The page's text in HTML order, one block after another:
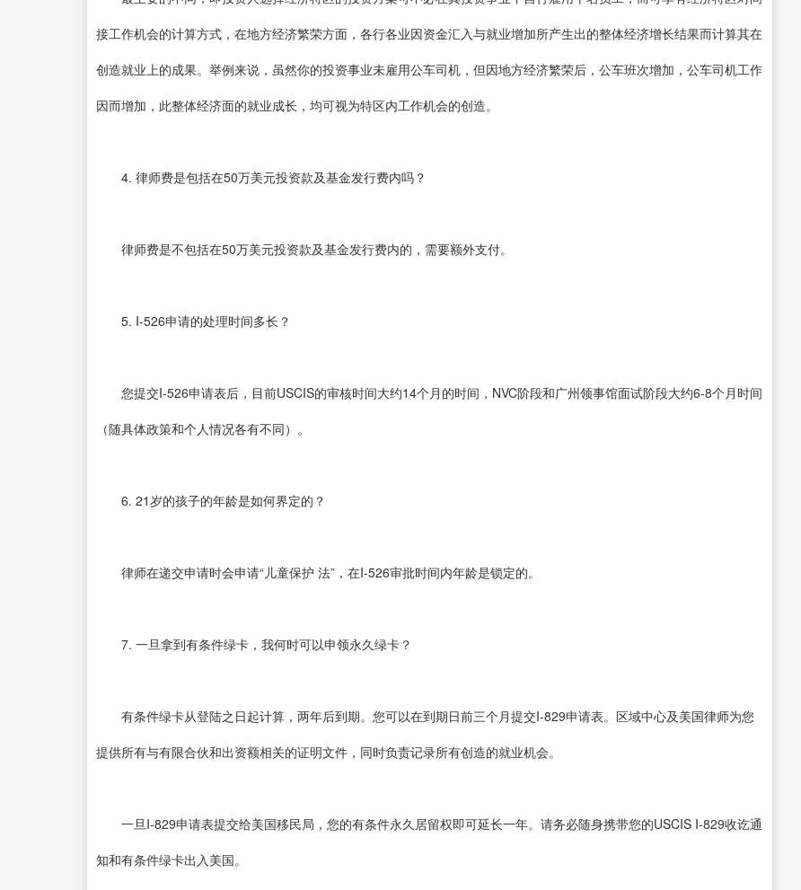
接工作机会的计算方式，在地方经济繁荣方面，各行各业因资金汇入与就业增加所产生出的整体经济增长结果而计算其在
创造就业上的成果。举例来说，虽然你的投资事业未雇用公车司机，但因地方经济繁荣后，公车班次增加，公车司机工作
因而增加，此整体经济面的就业成长，均可视为特区内工作机会的创造。
4. 律师费是包括在50万美元投资款及基金发行费内吗？
律师费是不包括在50万美元投资款及基金发行费内的，需要额外支付。
5. I-526申请的处理时间多长？
您提交I-526申请表后，目前USCIS的审核时间大约14个月的时间，NVC阶段和广州领事馆面试阶段大约6-8个月时间
（随具体政策和个人情况各有不同）。
6. 21岁的孩子的年龄是如何界定的？
律师在递交申请时会申请“儿童保护 法”，在I-526审批时间内年龄是锁定的。
7. 一旦拿到有条件绿卡，我何时可以申领永久绿卡？
有条件绿卡从登陆之日起计算，两年后到期。您可以在到期日前三个月提交I-829申请表。区域中心及美国律师为您
提供所有与有限合伙和出资额相关的证明文件，同时负责记录所有创造的就业机会。
一旦I-829申请表提交给美国移民局，您的有条件永久居留权即可延长一年。请务必随身携带您的USCIS I-829收讫通
知和有条件绿卡出入美国。